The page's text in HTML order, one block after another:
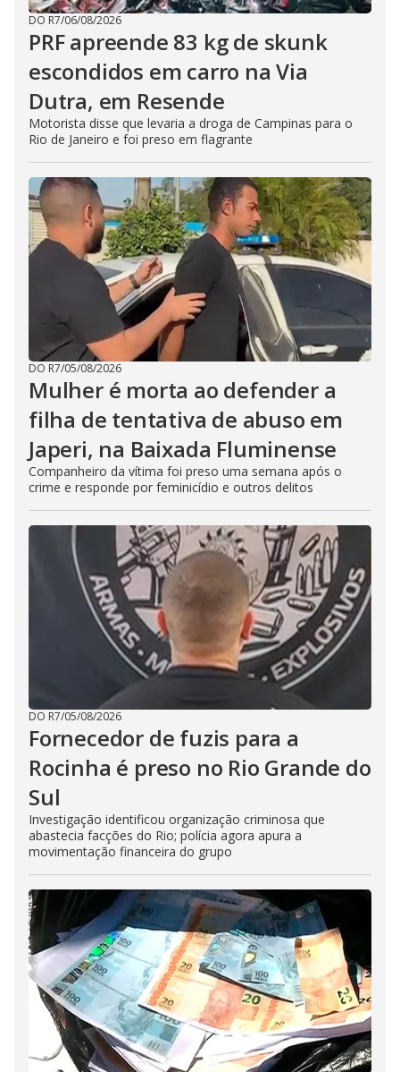
DO R7/06/08/2026
PRF apreende 83 kg de skunk
escondidos em carro na Via
Dutra, em Resende
Motorista disse que levaria a droga de Campinas para o
Rio de Janeiro e foi preso em flagrante
DO R7/05/08/2026
Mulher é morta ao defender a
filha de tentativa de abuso em
Japeri, na Baixada Fluminense
Companheiro da vítima foi preso uma semana após o
crime e responde por feminicídio e outros delitos
DO R7/05/08/2026
Fornecedor de fuzis para a
Rocinha é preso no Rio Grande do
Sul
Investigação identificou organização criminosa que
abastecia facções do Rio; polícia agora apura a
movimentação financeira do grupo